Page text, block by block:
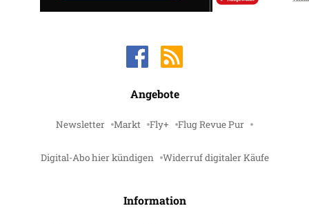
Angebote
Newsletter Markt Fly+ Flug Revue Pur
Digital-Abo hier kündigen Widerruf digitaler Käufe
Information